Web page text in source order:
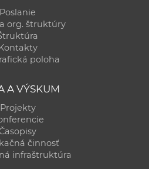
Poslanie
org. štruktúry
poloha
A VÝSKUM
Projekty
činnosť
infraštruktúra